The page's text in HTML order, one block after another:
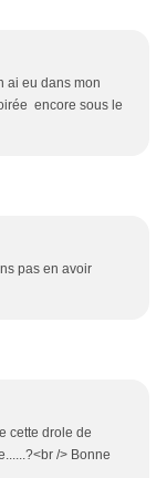
ai eu dans mon
encore sous le
pas en avoir
cette drole de
/> Bonne